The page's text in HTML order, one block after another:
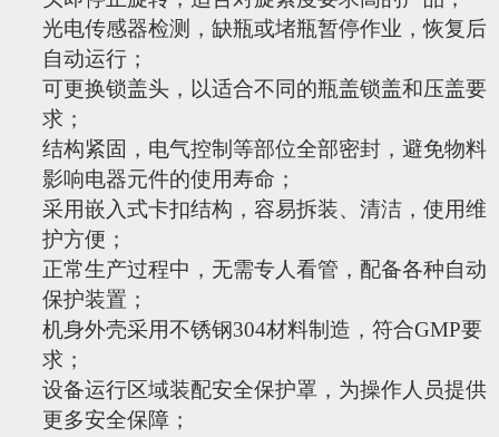
光电传感器检测，缺瓶或堵瓶暂停作业，恢复后
自动运行；
可更换锁盖头，以适合不同的瓶盖锁盖和压盖要
求；
结构紧固，电气控制等部位全部密封，避免物料
影响电器元件的使用寿命；
采用嵌入式卡扣结构，容易拆装、清洁，使用维
护方便；
正常生产过程中，无需专人看管，配备各种自动
保护装置；
机身外壳采用不锈钢304材料制造，符合GMP要
求；
设备运行区域装配安全保护罩，为操作人员提供
更多安全保障；